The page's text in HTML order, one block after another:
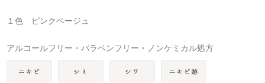
１色 ピンクベージュ
アルコールフリー・パラベンフリー・ノンケミカル処方